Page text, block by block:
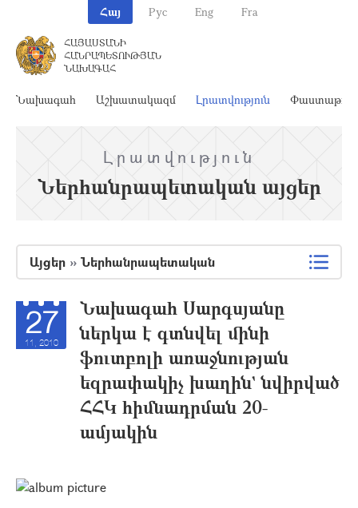
Հայ Рус Eng Fra
ՀԱՅԱՍՏԱՆԻ
ՀԱՆՐԱՊԵՏՈՒԹՅԱՆ
ՆԱԽԱԳԱՀ
Նախագահ Աշխատակազմ Լրատվություն
Լրատվություն
Ներհանրապետական այցեր
Այցեր » Ներհանրապետական
27
11, 2010
Նախագահ Սարգսյանը
ներկա է գտնվել մինի
ֆուտբոլի առաջնության
եզրափակիչ խաղին` նվիրված
ՀՀԿ հիմնադրման 20-
ամյակին